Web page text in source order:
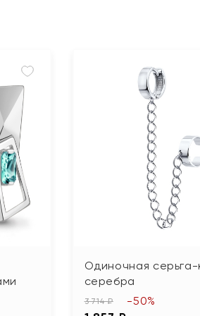
Одиночная серьга-
серебра
3 714 ₽ -50%